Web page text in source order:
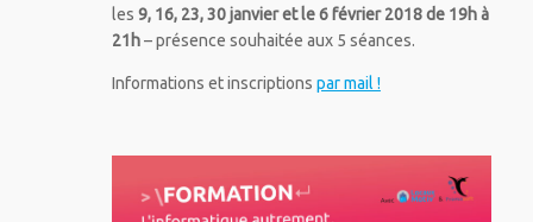
les 9, 16, 23, 30 janvier et le 6 février 2018 de 19h à
21h– présence souhaitée aux 5 séances.
Informations et inscriptions par mail !